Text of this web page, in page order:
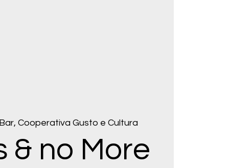
Cooperativa Gusto e Cultura
& no More